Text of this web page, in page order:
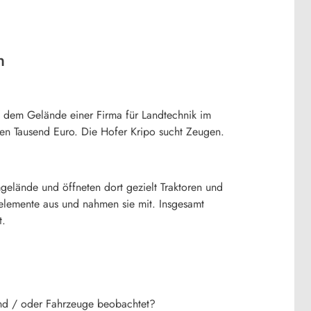
Gelände einer Firma für Landtechnik im
Tausend Euro. Die Hofer Kripo sucht Zeugen.
und öffneten dort gezielt Traktoren und
aus und nahmen sie mit. Insgesamt
/ oder Fahrzeuge beobachtet?